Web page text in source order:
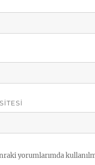
yorumlarımda